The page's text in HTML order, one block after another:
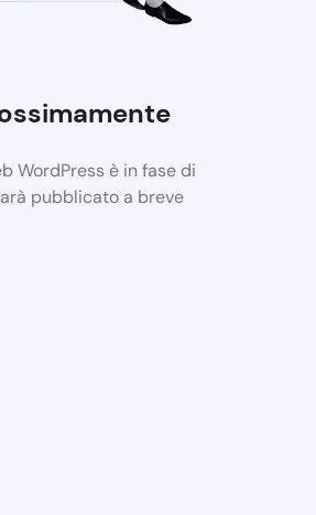
WordPress è in fase di
pubblicato a breve